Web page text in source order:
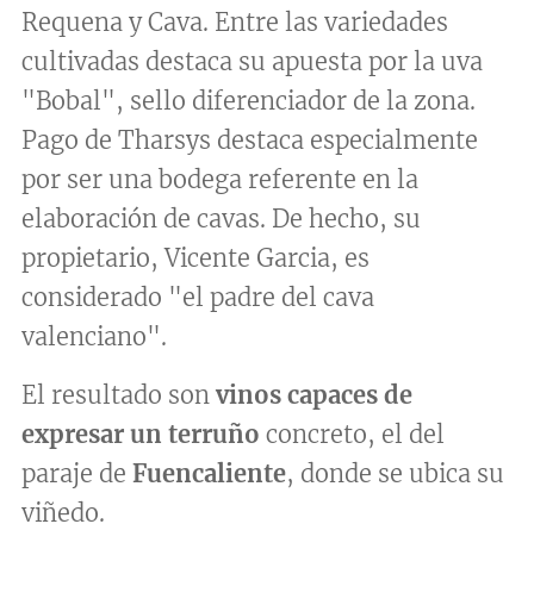
Requena y Cava. Entre las variedades
cultivadas destaca su apuesta por la uva
"Bobal", sello diferenciador de la zona.
Pago de Tharsys destaca especialmente
por ser una bodega referente en la
elaboración de cavas. De hecho, su
propietario, Vicente Garcia, es
considerado "el padre del cava
valenciano".
El resultado son vinos capaces de
expresar un terruño concreto, el del
paraje de Fuencaliente, donde se ubica su
viñedo.